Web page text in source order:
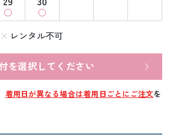
レンタル不可
を選択してください
着用日が異なる場合は着用日ごとにご注文を